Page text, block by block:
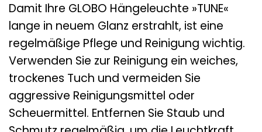
Damit Ihre GLOBO Hängeleuchte »TUNE«
lange in neuem Glanz erstrahlt, ist eine
regelmäßige Pflege und Reinigung wichtig.
Verwenden Sie zur Reinigung ein weiches,
trockenes Tuch und vermeiden Sie
aggressive Reinigungsmittel oder
Scheuermittel. Entfernen Sie Staub und